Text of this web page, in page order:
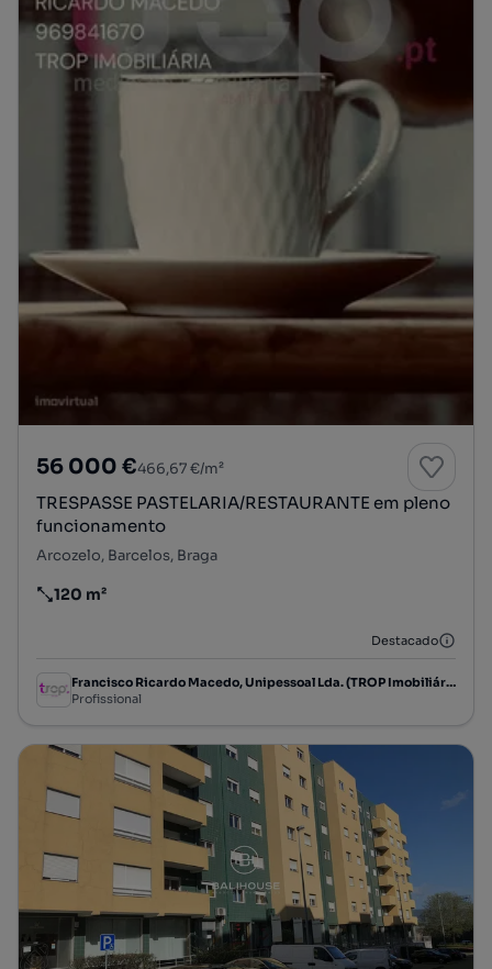
56 000 €466,67 €/m²
TRESPASSE PASTELARIA/RESTAURANTE em pleno
funcionamento
Arcozelo, Barcelos, Braga
Preço por metro quadrado
120 m²
Destacado
Francisco Ricardo Macedo, Unipessoal Lda. (TROP Imobiliária)
Profissional